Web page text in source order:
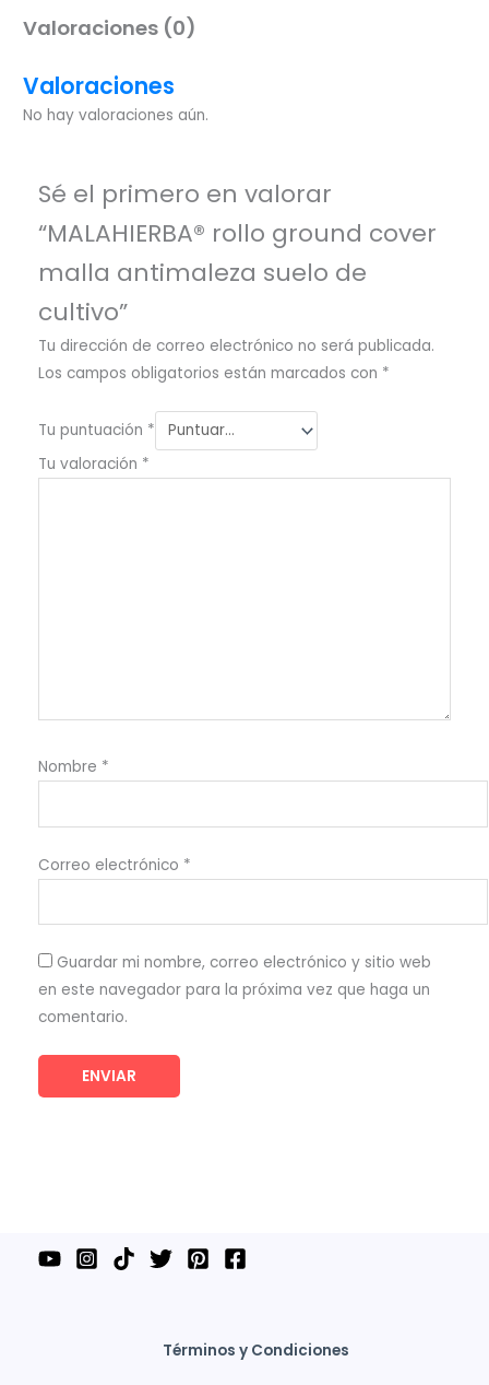
Valoraciones (0)
Valoraciones
No hay valoraciones aún.
Sé el primero en valorar
“MALAHIERBA® rollo ground cover
malla antimaleza suelo de
cultivo”
Tu dirección de correo electrónico no será publicada.
Los campos obligatorios están marcados con *
Tu puntuación *
Tu valoración *
Nombre *
Correo electrónico *
Guardar mi nombre, correo electrónico y sitio web
en este navegador para la próxima vez que haga un
comentario.
Términos y Condiciones